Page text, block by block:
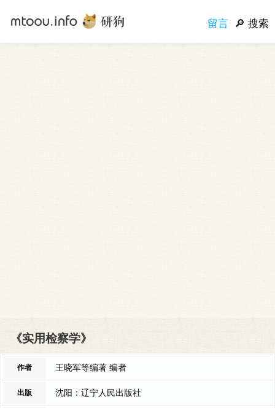
留言 搜索
《实用检察学》
作者 王晓军等编著 编者
出版 沈阳：辽宁人民出版社